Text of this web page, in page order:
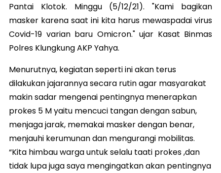
Pantai Klotok. Minggu (5/12/21). "Kami bagikan
masker karena saat ini kita harus mewaspadai virus
Covid-19 varian baru Omicron." ujar Kasat Binmas
Polres Klungkung AKP Yahya.
Menurutnya, kegiatan seperti ini akan terus
dilakukan jajarannya secara rutin agar masyarakat
makin sadar mengenai pentingnya menerapkan
prokes 5 M yaitu mencuci tangan dengan sabun,
menjaga jarak, memakai masker dengan benar,
menjauhi kerumunan dan mengurangi mobilitas.
“Kita himbau warga untuk selalu taati prokes ,dan
tidak lupa juga saya mengingatkan akan pentingnya